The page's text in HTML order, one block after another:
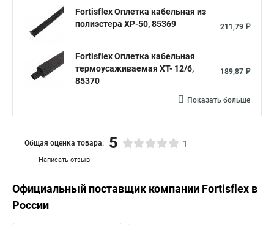
Fortisflex Оплетка кабельная из
полиэстера XP-50, 85369
211,79 ₽
Fortisflex Оплетка кабельная
термоусаживаемая XT- 12/6,
85370
189,87 ₽
Показать больше
Написать отзыв
Общая оценка товара: 5 1
Официальный поставщик компании Fortisflex в
России